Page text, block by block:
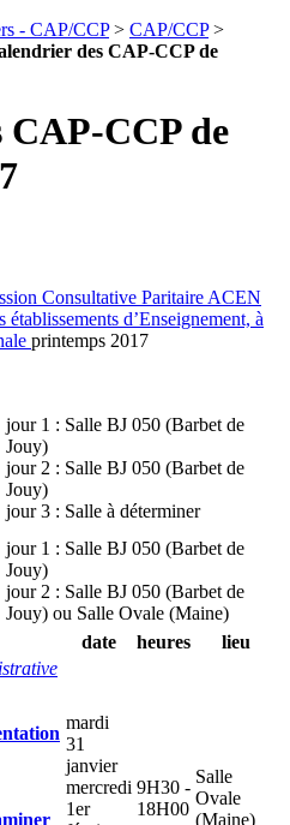
- CAP/CCP> CAP/CCP>
des CAP-CCP de
CCP de
Consultative Paritaire ACEN
d’Enseignement, à
printemps 2017
jour 1 : Salle BJ 050 (Barbet de
Jouy)
jour 2 : Salle BJ 050 (Barbet de
Jouy)
jour 3 : Salle à déterminer
jour 1 : Salle BJ 050 (Barbet de
Jouy)
jour 2 : Salle BJ 050 (Barbet de
Jouy) ou Salle Ovale (Maine)
date heures
lieu
mardi
31
janvier
mercredi
1er
9H30 -
18H00
Salle
Ovale
(Maine)